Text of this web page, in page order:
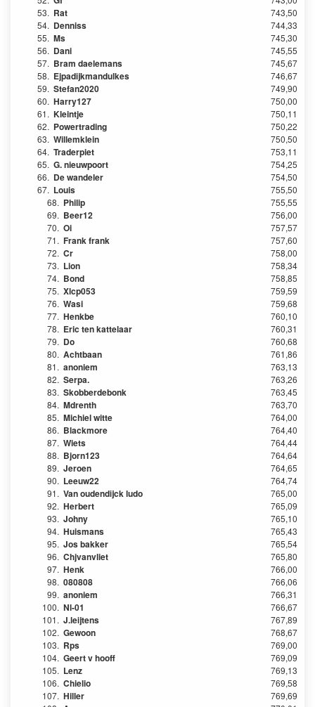
53. Rat
743,50
54. Denniss
744,33
55. Ms
745,30
56. Dani
745,55
57. Bram daelemans
745,67
58. Ejpadijkmandulkes
746,67
59. Stefan2020
749,90
60. Harry127
750,00
61. Kleintje
750,11
62. Powertrading
750,22
63. Willemklein
750,50
64. Traderpiet
753,11
65. G. nieuwpoort
754,25
66. De wandeler
754,50
67. Louis
755,50
68. Philip
755,55
69. Beer12
756,00
70. Oi
757,57
71. Frank frank
757,60
72. Cr
758,00
73. Lion
758,34
74. Bond
758,85
75. Xlcp053
759,59
76. Wasi
759,68
77. Henkbe
760,10
78. Eric ten kattelaar
760,31
79. Do
760,68
80. Achtbaan
761,86
81. anoniem
763,13
82. Serpa.
763,26
83. Skobberdebonk
763,45
84. Mdrenth
763,70
85. Michiel witte
764,00
86. Blackmore
764,40
87. Wiets
764,44
88. Bjorn123
764,64
89. Jeroen
764,65
90. Leeuw22
764,74
91. Van oudendijck ludo
765,00
92. Herbert
765,09
93. Johny
765,10
94. Huismans
765,43
95. Jos bakker
765,54
96. Chjvanvliet
765,80
97. Henk
766,00
98. 080808
766,06
99. anoniem
766,31
100. Nl-01
766,67
101. J.leijtens
767,89
102. Gewoon
768,67
103. Rps
769,00
104. Geert v hooff
769,09
105. Lenz
769,13
106. Chielio
769,58
107. Hiller
769,69